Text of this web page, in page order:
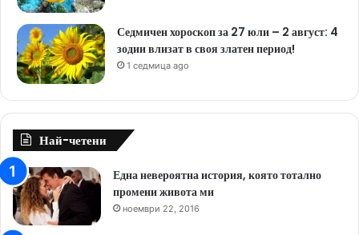
Седмичен хороскоп за 27 юли – 2 август: 4
зодии влизат в своя златен период!
1 седмица ago
Най-четени
Една невероятна история, която тотално
промени живота ми
ноември 22, 2016